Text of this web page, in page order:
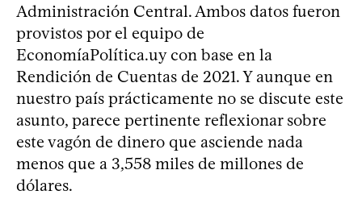
Administración Central. Ambos datos fueron
provistos por el equipo de
EconomíaPolítica.uy con base en la
Rendición de Cuentas de 2021. Y aunque en
nuestro país prácticamente no se discute este
asunto, parece pertinente reflexionar sobre
este vagón de dinero que asciende nada
menos que a 3,558 miles de millones de
dólares.